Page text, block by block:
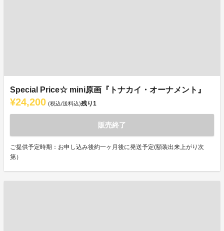
Special Price☆ mini原画『トナカイ・オーナメント』
¥24,200 (税込/送料込)残り1
販売終了
ご提供予定時期：お申し込み後約一ヶ月後に発送予定(額装出来上がり次
第）